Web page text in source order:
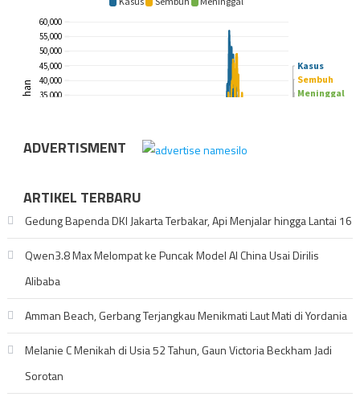
ADVERTISMENT
ARTIKEL TERBARU
Gedung Bapenda DKI Jakarta Terbakar, Api Menjalar hingga Lantai 16
Qwen3.8 Max Melompat ke Puncak Model AI China Usai Dirilis
Alibaba
Amman Beach, Gerbang Terjangkau Menikmati Laut Mati di Yordania
Melanie C Menikah di Usia 52 Tahun, Gaun Victoria Beckham Jadi
Sorotan